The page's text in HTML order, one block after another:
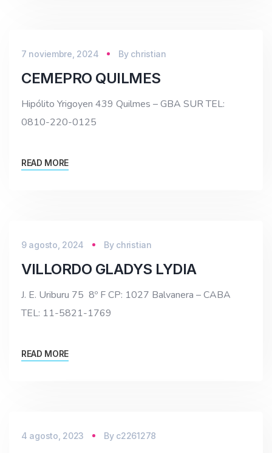
7 noviembre, 2024 By christian
CEMEPRO QUILMES
Hipólito Yrigoyen 439 Quilmes – GBA SUR TEL:
0810-220-0125
READ MORE
9 agosto, 2024 By christian
VILLORDO GLADYS LYDIA
J. E. Uriburu 75 8º F CP: 1027 Balvanera – CABA
TEL: 11-5821-1769
READ MORE
4 agosto, 2023 By c2261278